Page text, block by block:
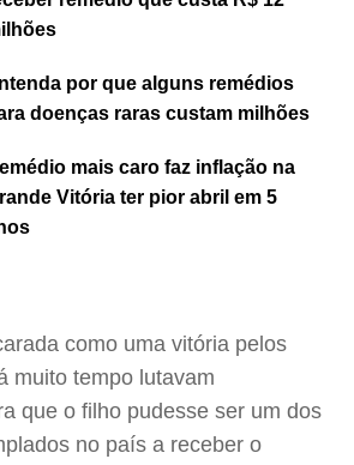
por que alguns remédios
doenças raras custam milhões
mais caro faz inflação na
Vitória ter pior abril em 5
como uma vitória pelos
muito tempo lutavam
que o filho pudesse ser um dos
no país a receber o